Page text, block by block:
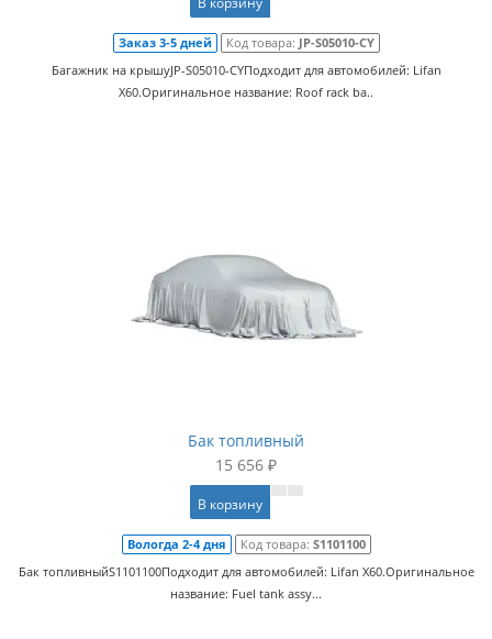
Заказ 3-5 дней Код товара: JP-S05010-CY
Багажник на крышуJP-S05010-CYПодходит для автомобилей: Lifan
X60.Оригинальное название: Roof rack ba..
Бак топливный
15 656 ₽
В корзину
Вологда 2-4 дня Код товара: S1101100
Бак топливныйS1101100Подходит для автомобилей: Lifan X60.Оригинальное
название: Fuel tank assy...